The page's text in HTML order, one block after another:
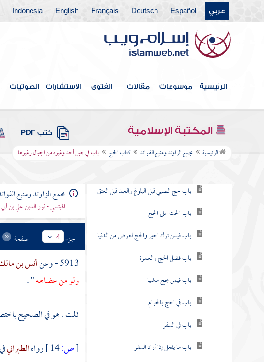
عربي Español
Deutsch
Français
English
Indonesia
الرئيسية موسوعات مقالات الفتوى الاستشارات الصوتيات
المكتبة الإسلامية كتب PDF
الرئيسية مجمع الزاوئد ومنبع الفوائد كتاب الحج باب في جبل أحد وغيره من الجبال وغيرها
كتاب العلم
كتاب الصلاة
أبواب العيدين
كتاب الجنائز
كتاب الزكاة
كتاب الصيام
كتاب الحج
باب حج الصبي قبل البلوغ والعبد قبل العتق
باب الحث على الحج
باب فيمن ترك الخير والحج لعرض من الدنيا
باب فضل الحج والعمرة
باب فيمن يحج ماشيا
باب في الحج بالحرام
باب في السفر
باب ما يفعل إذا أراد السفر
مجمع الزاوئد ومنبع
الهيثمي - نور الدين علي بن
جزء 4 صفحة
5913 - وعن أنس بن
ولو من عضاهه" .
قلت : هو في الصحيح
[ص: رواهالطبراني